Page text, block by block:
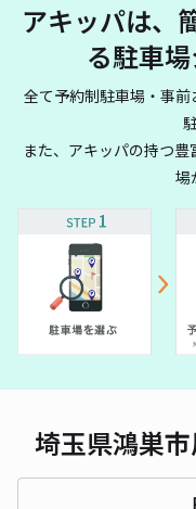
アキッパは、
る駐車
全て予約制駐車場・事
また、アキッパの持つ
場
埼玉県鴻巣